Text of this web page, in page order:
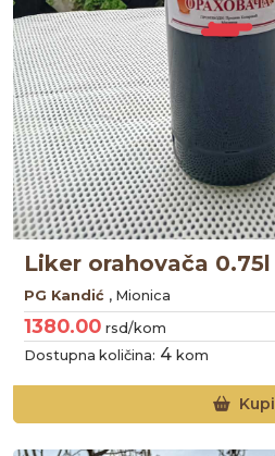
Liker orahovača 0.75l
PG Kandić , Mionica
1380.00 rsd/kom
Dostupna količina: 4 kom
Kupi